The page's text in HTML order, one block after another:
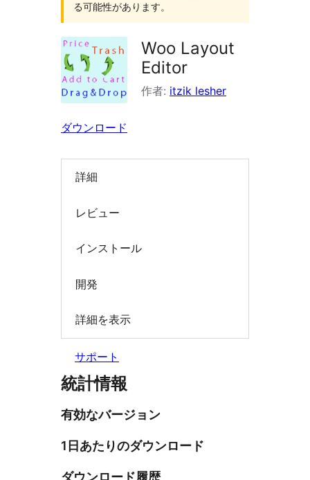
る可能性があります。
Woo Layout
Editor
作者: itzik lesher
ダウンロード
詳細
レビュー
インストール
開発
詳細を表示
サポート
統計情報
有効なバージョン
1日あたりのダウンロード
ダウンロード履歴